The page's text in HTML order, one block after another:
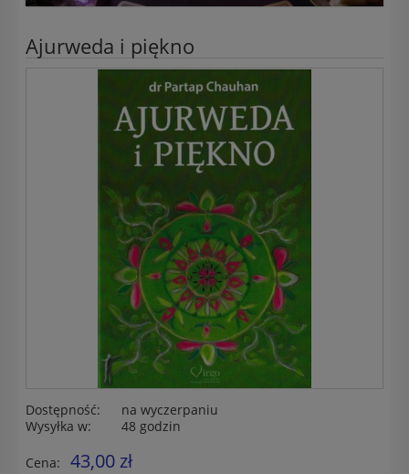
Ajurweda i piękno
Dostępność:
na wyczerpaniu
Wysyłka w:
48 godzin
Cena: 43,00 zł